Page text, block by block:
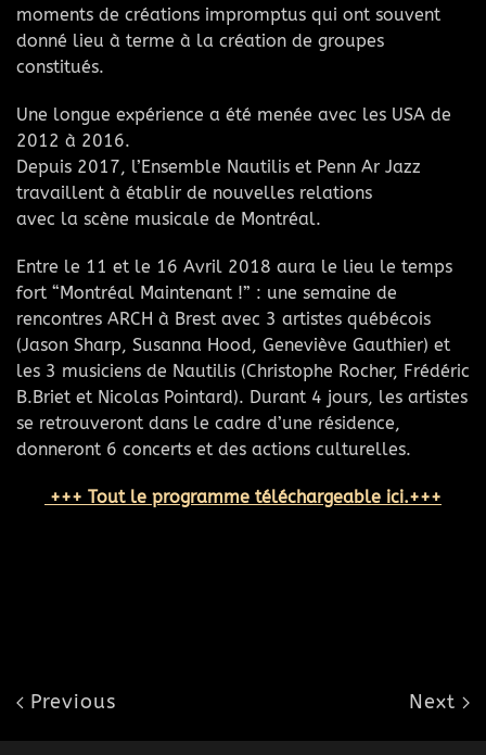
moments de créations impromptus qui ont souvent
donné lieu à terme à la création de groupes
constitués.
Une longue expérience a été menée avec les USA de
2012 à 2016.
Depuis 2017, l’Ensemble Nautilis et Penn Ar Jazz
travaillent à établir de nouvelles relations
avec la scène musicale de Montréal.
Entre le 11 et le 16 Avril 2018 aura le lieu le temps
fort “Montréal Maintenant !” : une semaine de
rencontres ARCH à Brest avec 3 artistes québécois
(Jason Sharp, Susanna Hood, Geneviève Gauthier) et
les 3 musiciens de Nautilis (Christophe Rocher, Frédéric
B.Briet et Nicolas Pointard). Durant 4 jours, les artistes
se retrouveront dans le cadre d’une résidence,
donneront 6 concerts et des actions culturelles.
+++ Tout le programme téléchargeable ici.+++
Previous Next